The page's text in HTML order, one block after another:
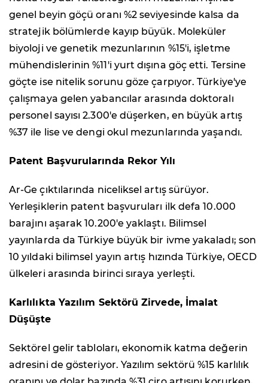
genel beyin göçü oranı %2 seviyesinde kalsa da
stratejik bölümlerde kayıp büyük. Moleküler
biyoloji ve genetik mezunlarının %15'i, işletme
mühendislerinin %11'i yurt dışına göç etti. Tersine
göçte ise nitelik sorunu göze çarpıyor. Türkiye'ye
çalışmaya gelen yabancılar arasında doktoralı
personel sayısı 2.300'e düşerken, en büyük artış
%37 ile lise ve dengi okul mezunlarında yaşandı.
Patent Başvurularında Rekor Yılı
Ar-Ge çıktılarında niceliksel artış sürüyor.
Yerleşiklerin patent başvuruları ilk defa 10.000
barajını aşarak 10.200'e yaklaştı. Bilimsel
yayınlarda da Türkiye büyük bir ivme yakaladı; son
10 yıldaki bilimsel yayın artış hızında Türkiye, OECD
ülkeleri arasında birinci sıraya yerleşti.
Karlılıkta Yazılım Sektörü Zirvede, İmalat
Düşüşte
Sektörel gelir tabloları, ekonomik katma değerin
adresini de gösteriyor. Yazılım sektörü %15 karlılık